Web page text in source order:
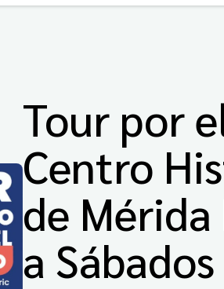
Tour por
Centro
de Mérida
a Sábados